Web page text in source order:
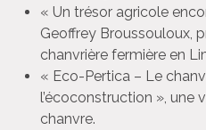
« Un trésor agricole
Geoffrey Broussouloux,
chanvrière fermière en
« Eco-Pertica – Le
l’écoconstruction », une
chanvre.